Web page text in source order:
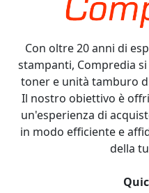
Con oltre 20 anni di
stampanti, Compredia
toner e unità tamburo
Il nostro obiettivo è
un'esperienza di
in modo efficiente e
della